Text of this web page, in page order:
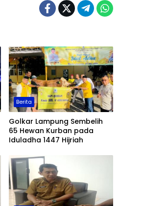
Berita
Golkar Lampung Sembelih
65 Hewan Kurban pada
Iduladha 1447 Hijriah